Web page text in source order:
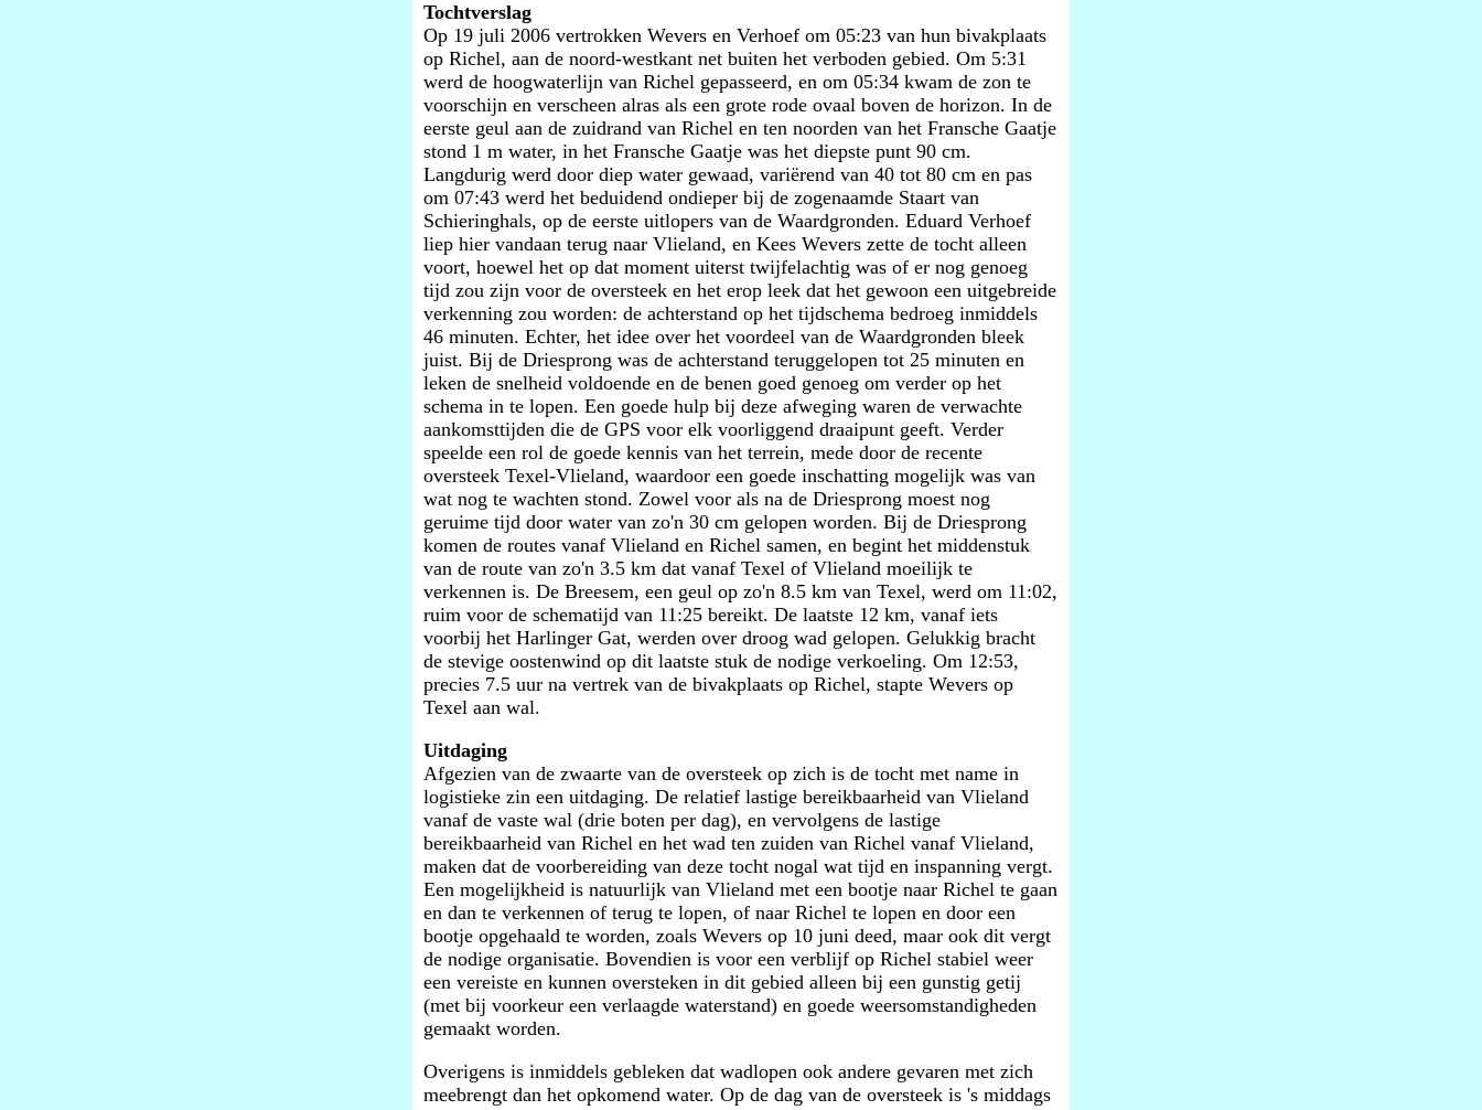
Tochtverslag
Op 19 juli 2006 vertrokken Wevers en Verhoef om 05:23 van hun bivakplaats
op Richel, aan de noord-westkant net buiten het verboden gebied. Om 5:31
werd de hoogwaterlijn van Richel gepasseerd, en om 05:34 kwam de zon te
voorschijn en verscheen alras als een grote rode ovaal boven de horizon. In de
eerste geul aan de zuidrand van Richel en ten noorden van het Fransche Gaatje
stond 1 m water, in het Fransche Gaatje was het diepste punt 90 cm.
Langdurig werd door diep water gewaad, variërend van 40 tot 80 cm en pas
om 07:43 werd het beduidend ondieper bij de zogenaamde Staart van
Schieringhals, op de eerste uitlopers van de Waardgronden. Eduard Verhoef
liep hier vandaan terug naar Vlieland, en Kees Wevers zette de tocht alleen
voort, hoewel het op dat moment uiterst twijfelachtig was of er nog genoeg
tijd zou zijn voor de oversteek en het erop leek dat het gewoon een uitgebreide
verkenning zou worden: de achterstand op het tijdschema bedroeg inmiddels
46 minuten. Echter, het idee over het voordeel van de Waardgronden bleek
juist. Bij de Driesprong was de achterstand teruggelopen tot 25 minuten en
leken de snelheid voldoende en de benen goed genoeg om verder op het
schema in te lopen. Een goede hulp bij deze afweging waren de verwachte
aankomsttijden die de GPS voor elk voorliggend draaipunt geeft. Verder
speelde een rol de goede kennis van het terrein, mede door de recente
oversteek Texel-Vlieland, waardoor een goede inschatting mogelijk was van
wat nog te wachten stond. Zowel voor als na de Driesprong moest nog
geruime tijd door water van zo'n 30 cm gelopen worden. Bij de Driesprong
komen de routes vanaf Vlieland en Richel samen, en begint het middenstuk
van de route van zo'n 3.5 km dat vanaf Texel of Vlieland moeilijk te
verkennen is. De Breesem, een geul op zo'n 8.5 km van Texel, werd om 11:02,
ruim voor de schematijd van 11:25 bereikt. De laatste 12 km, vanaf iets
voorbij het Harlinger Gat, werden over droog wad gelopen. Gelukkig bracht
de stevige oostenwind op dit laatste stuk de nodige verkoeling. Om 12:53,
precies 7.5 uur na vertrek van de bivakplaats op Richel, stapte Wevers op
Texel aan wal.
Uitdaging
Afgezien van de zwaarte van de oversteek op zich is de tocht met name in
logistieke zin een uitdaging. De relatief lastige bereikbaarheid van Vlieland
vanaf de vaste wal (drie boten per dag), en vervolgens de lastige
bereikbaarheid van Richel en het wad ten zuiden van Richel vanaf Vlieland,
maken dat de voorbereiding van deze tocht nogal wat tijd en inspanning vergt.
Een mogelijkheid is natuurlijk van Vlieland met een bootje naar Richel te gaan
en dan te verkennen of terug te lopen, of naar Richel te lopen en door een
bootje opgehaald te worden, zoals Wevers op 10 juni deed, maar ook dit vergt
de nodige organisatie. Bovendien is voor een verblijf op Richel stabiel weer
een vereiste en kunnen oversteken in dit gebied alleen bij een gunstig getij
(met bij voorkeur een verlaagde waterstand) en goede weersomstandigheden
gemaakt worden.
Overigens is inmiddels gebleken dat wadlopen ook andere gevaren met zich
meebrengt dan het opkomend water. Op de dag van de oversteek is 's middags